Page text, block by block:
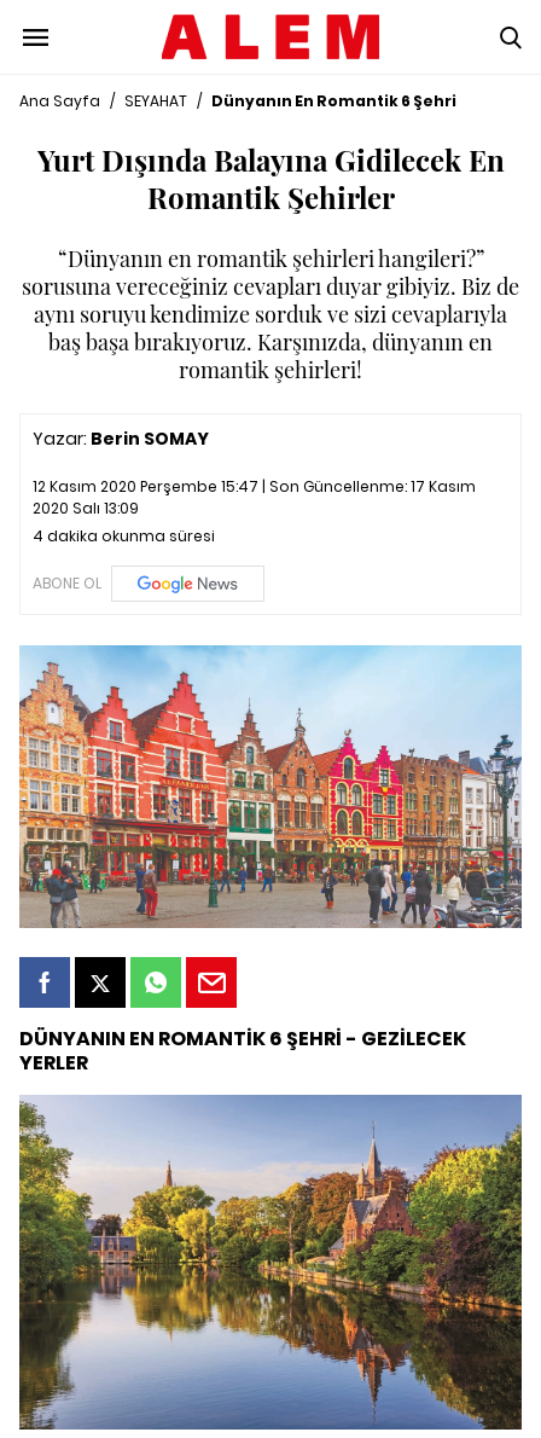
Ana Sayfa / SEYAHAT / Dünyanın En Romantik 6 Şehri
Yurt Dışında Balayına Gidilecek En
Romantik Şehirler
“Dünyanın en romantik şehirleri hangileri?”
sorusuna vereceğiniz cevapları duyar gibiyiz. Biz de
aynı soruyu kendimize sorduk ve sizi cevaplarıyla
baş başa bırakıyoruz. Karşınızda, dünyanın en
romantik şehirleri!
Yazar: Berin SOMAY
12 Kasım 2020 Perşembe 15:47 | Son Güncellenme:17 Kasım
2020 Salı 13:09
4 dakika okunma süresi
ABONE OL
DÜNYANIN EN ROMANTİK 6 ŞEHRİ - GEZİLECEK
YERLER